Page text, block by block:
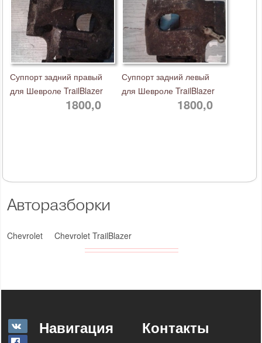
Авторазборки
Chevrolet Chevrolet TrailBlazer
Суппорт задний правый
для Шевроле TrailBlazer
1800,0
Суппорт задний левый
для Шевроле TrailBlazer
1800,0
Навигация Контакты